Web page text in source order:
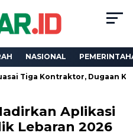
NASIONAL
Dugaan Kualifikasi
Aplikasi
Lebaran 2026